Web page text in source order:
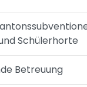
Schülerhorte
Betreuung